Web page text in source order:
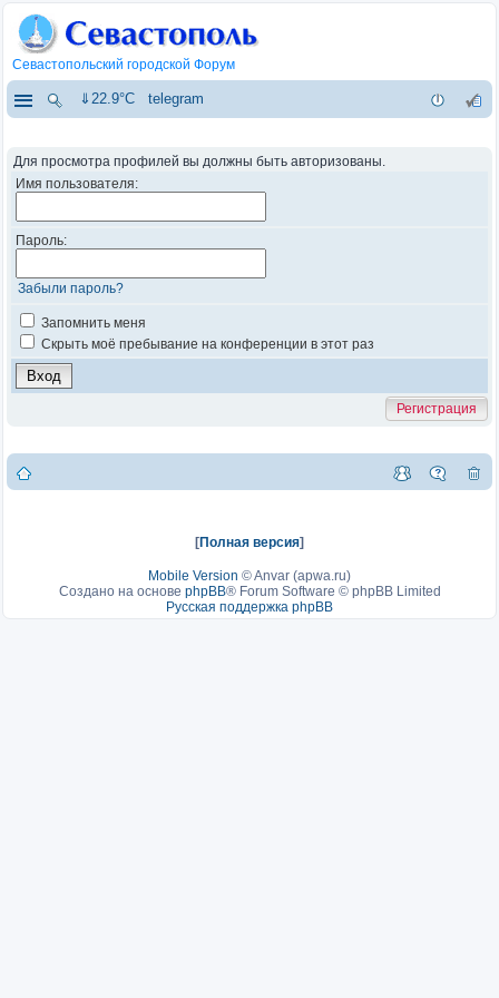
Севастопольский городской Форум
⇓22.9°C telegram
Для просмотра профилей вы должны быть авторизованы.
Имя пользователя:
Пароль:
Забыли пароль?
Запомнить меня
Скрыть моё пребывание на конференции в этот раз
Регистрация
[Полная версия]
Mobile Version ©Anvar (apwa.ru)
Создано на основе phpBB® Forum Software © phpBB Limited
Русская поддержка phpBB